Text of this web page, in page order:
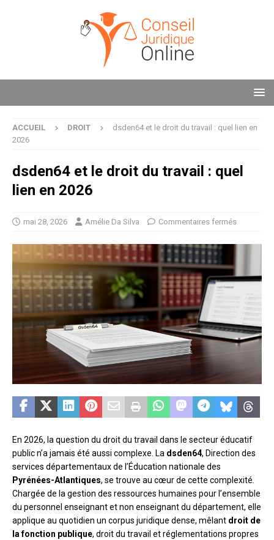
ACCUEIL DROIT
dsden64 et le droit du travail : quel lien en
2026
dsden64 et le droit du travail : quel
lien en 2026
mai 28, 2026 Amélie Da Silva Commentaires fermés
En 2026, la question du droit du travail dans le secteur éducatif
public n’a jamais été aussi complexe. La dsden64, Direction des
services départementaux de l’Éducation nationale des
Pyrénées-Atlantiques, se trouve au cœur de cette complexité.
Chargée de la gestion des ressources humaines pour l’ensemble
du personnel enseignant et non enseignant du département, elle
applique au quotidien un corpus juridique dense, mêlant droit de
la fonction publique, droit du travail et réglementations propres